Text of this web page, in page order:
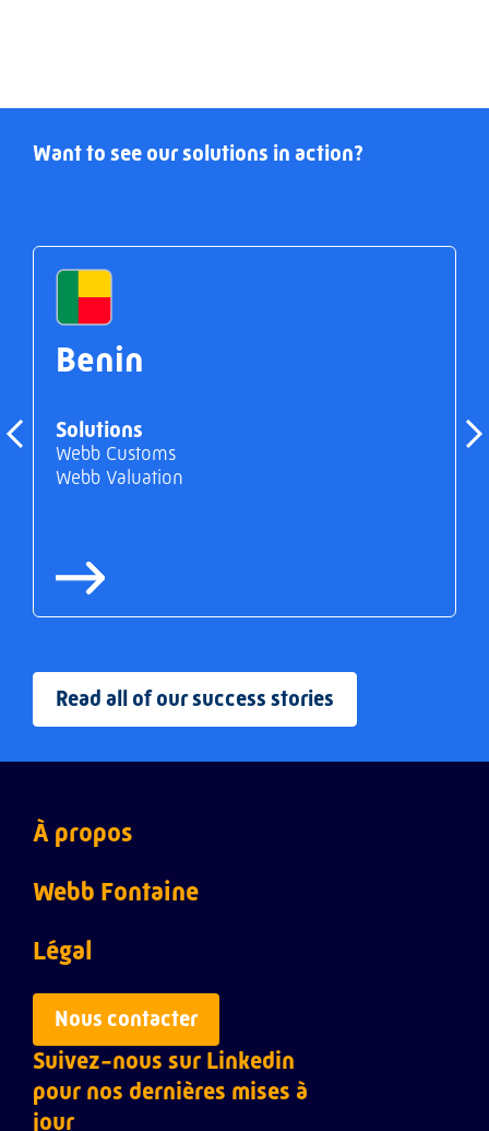
Want to see our solutions in action?
Benin
Solutions
Webb Customs
Webb Valuation
Read all of our success stories
À propos
Webb ACI
Webb Customs
Webb Inspection
Webb Ports
Webb Risk Intelligence
Webb Fontaine
À propos
Notre équipe dirigeante
Carrières
Nos success stories
Légal
Politique de confidentialité
Nous contacter
Suivez-nous sur Linkedin
pour nos dernières mises à
jour